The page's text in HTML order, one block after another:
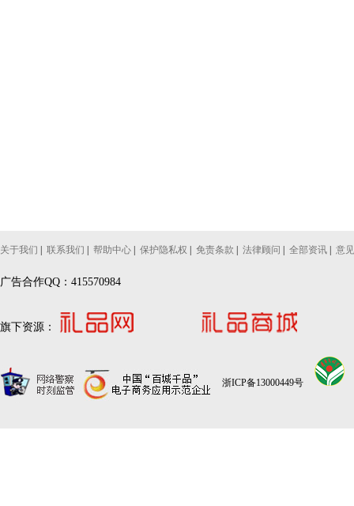
关于我们 联系我们 帮助中心 保护隐私权 免责条款 法律顾问 全部资讯 意
广告合作QQ：415570984
旗下资源：
浙ICP备13000449号